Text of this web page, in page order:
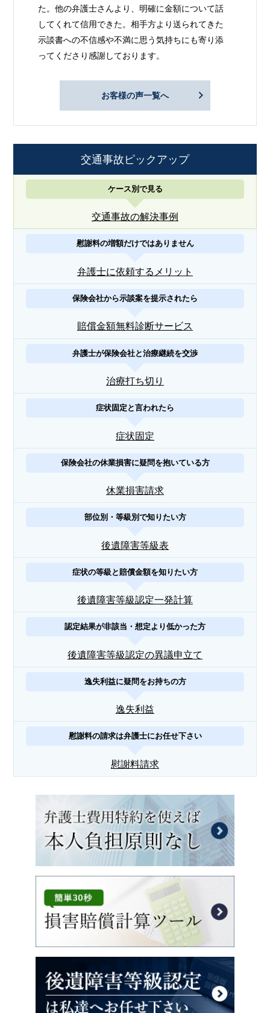
た。他の弁護士さんより、明確に金額について話
してくれて信用できた。相手方より送られてきた
示談書への不信感や不満に思う気持ちにも寄り添
ってくださり感謝しております。
お客様の声一覧へ
交通事故ピックアップ
ケース別で見る
交通事故の解決事例
慰謝料の増額だけではありません
弁護士に依頼するメリット
保険会社から示談案を提示されたら
賠償金額無料診断サービス
弁護士が保険会社と治療継続を交渉
治療打ち切り
症状固定と言われたら
症状固定
保険会社の休業損害に疑問を抱いている方
休業損害請求
部位別・等級別で知りたい方
後遺障害等級表
症状の等級と賠償金額を知りたい方
後遺障害等級認定一発計算
認定結果が非該当・想定より低かった方
後遺障害等級認定の異議申立て
逸失利益に疑問をお持ちの方
逸失利益
慰謝料の請求は弁護士にお任せ下さい
慰謝料請求